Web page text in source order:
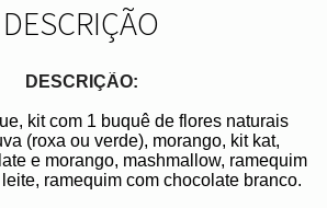
DESCRIÇÃO
DESCRIÇÃO:
kit com 1 buquê de flores naturais
(roxa ou verde), morango, kit kat,
e morango, mashmallow, ramequim
ramequim com chocolate branco.